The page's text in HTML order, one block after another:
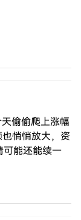
偷偷爬上涨幅
悄悄放大，资
可能还能续一